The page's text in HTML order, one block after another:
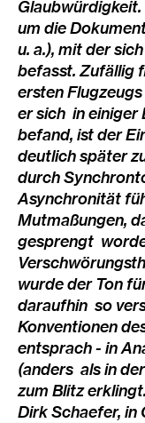
um die
u. a.), mit der
befasst. Zufällig
ersten
er sich in einiger
befand, ist der
deutlich später
durch
Asynchronität
Mutmaßungen,
gesprengt
wurde der Ton
daraufhin so
Konventionen
entsprach - in
(anders als in
zum Blitz
Dirk Schaefer, in